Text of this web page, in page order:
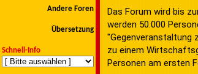
Andere Foren
Übersetzung
Schnell-Info
Das Forum wird bis
werden 50.000
"Gegenveranstaltung
zu einem
Personen am ersten